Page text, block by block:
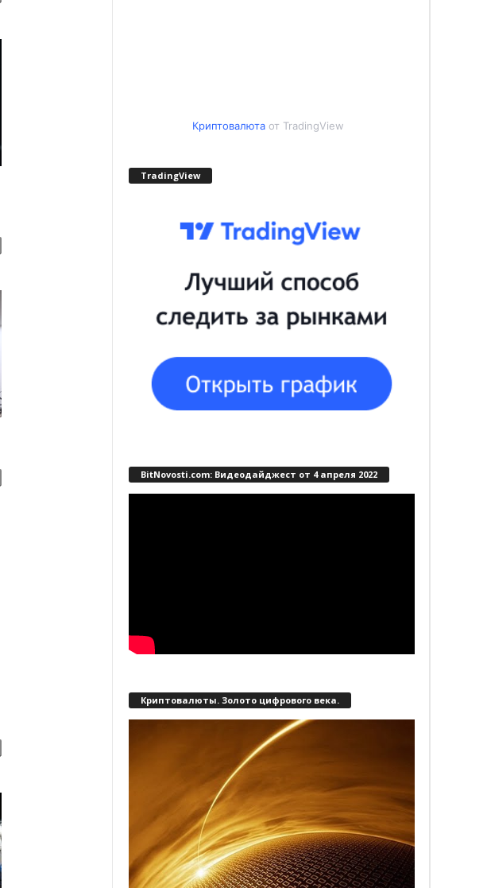
Криптовалютаот TradingView
TradingView
BitNovosti.com: Видеодайджест от 4 апреля 2022
Криптовалюты. Золото цифрового века.